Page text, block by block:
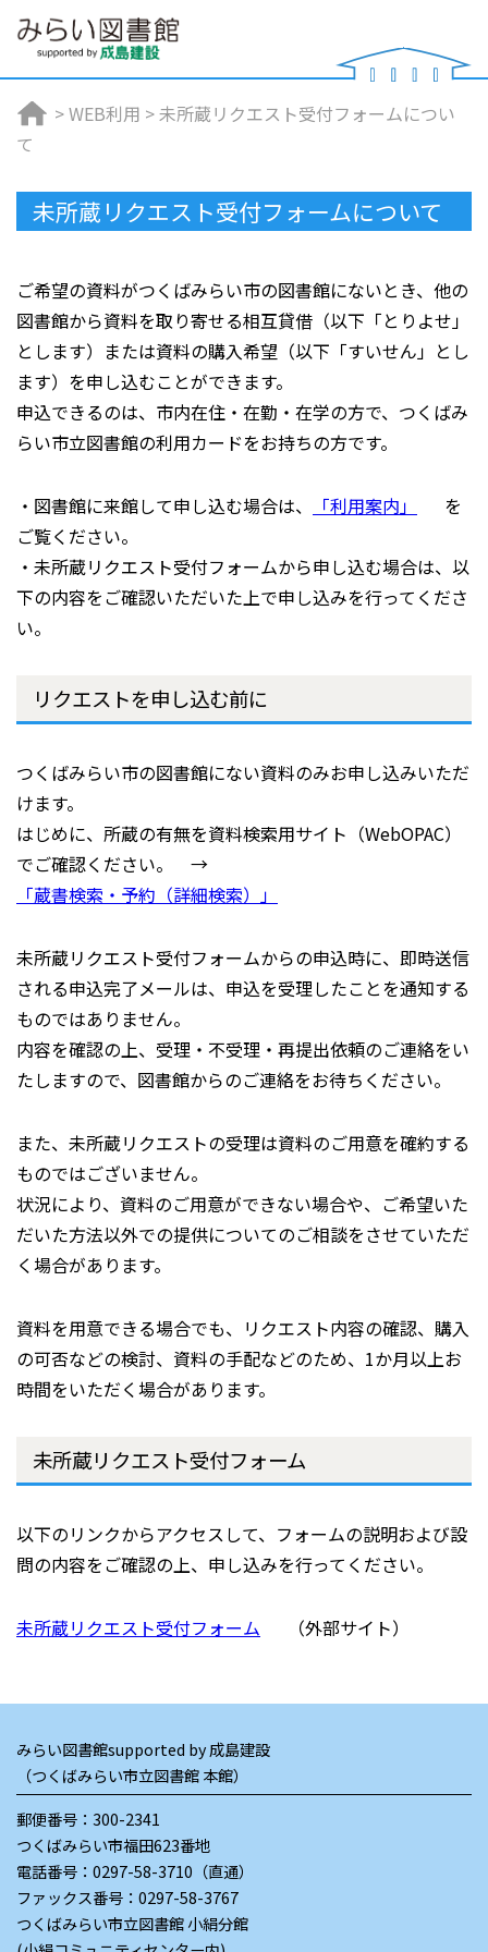
>WEB利用 >未所蔵リクエスト受付フォームについ
て
未所蔵リクエスト受付フォームについて
ご希望の資料がつくばみらい市の図書館にないとき、他の
図書館から資料を取り寄せる相互貸借（以下「とりよせ」
とします）または資料の購入希望（以下「すいせん」とし
ます）を申し込むことができます。
申込できるのは、市内在住・在勤・在学の方で、つくばみ
らい市立図書館の利用カードをお持ちの方です。
・図書館に来館して申し込む場合は、 「利用案内」
を
ご覧ください。
・未所蔵リクエスト受付フォームから申し込む場合は、以
下の内容をご確認いただいた上で申し込みを行ってくださ
い。
リクエストを申し込む前に
つくばみらい市の図書館にない資料のみお申し込みいただ
けます。
はじめに、所蔵の有無を資料検索用サイト（WebOPAC）
でご確認ください。 →
「蔵書検索・予約（詳細検索）」
未所蔵リクエスト受付フォームからの申込時に、即時送信
される申込完了メールは、申込を受理したことを通知する
ものではありません。
内容を確認の上、受理・不受理・再提出依頼のご連絡をい
たしますので、図書館からのご連絡をお待ちください。
また、未所蔵リクエストの受理は資料のご用意を確約する
ものではございません。
状況により、資料のご用意ができない場合や、ご希望いた
だいた方法以外での提供についてのご相談をさせていただ
く場合があります。
資料を用意できる場合でも、リクエスト内容の確認、購入
の可否などの検討、資料の手配などのため、1か月以上お
時間をいただく場合があります。
未所蔵リクエスト受付フォーム
以下のリンクからアクセスして、フォームの説明および設
問の内容をご確認の上、申し込みを行ってください。
未所蔵リクエスト受付フォーム （外部サイト）
みらい図書館supported by 成島建設
（つくばみらい市立図書館 本館）
郵便番号：300-2341
つくばみらい市福田623番地
電話番号： 0297-58-3710（直通）
ファックス番号：0297-58-3767
つくばみらい市立図書館 小絹分館